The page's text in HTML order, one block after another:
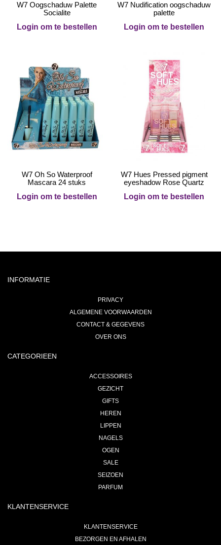
W7 Oogschaduw Palette
Socialite
Login om te bestellen
W7 Nudification oogschaduw
palette
Login om te bestellen
W7 Oh So Waterproof
Mascara 24 stuks
Login om te bestellen
W7 Hues Pressed pigment
eyeshadow Rose Quartz
Login om te bestellen
INFORMATIE
PRIVACY
ALGEMENE VOORWAARDEN
CONTACT & GEGEVENS
OVER ONS
CATEGORIEEN
ACCESSOIRES
GEZICHT
GIFTS
HEREN
LIPPEN
NAGELS
OGEN
SALE
SEIZOEN
PARFUM
KLANTENSERVICE
KLANTENSERVICE
BEZORGEN EN AFHALEN